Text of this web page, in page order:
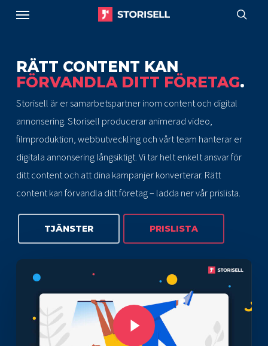
content
Menu
RÄTT CONTENT KAN
FÖRVANDLA DITT FÖRETAG.
Storisell är er samarbetspartner inom content och digital
annonsering. Storisell producerar animerad video,
filmproduktion, webbutveckling och vårt team hanterar er
digitala annonsering långsiktigt. Vi tar helt enkelt ansvar för
ditt content och att dina kampanjer konverterar. Rätt
content kan förvandla ditt företag – ladda ner vår prislista.
TJÄNSTER PRISLISTA
Play Video